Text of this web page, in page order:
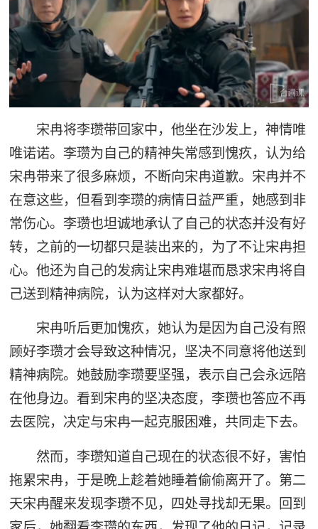
宋冉将李瓒带回家中，他坐在沙发上，神情唯
唯诺诺。李瓒为自己的精神失常感到愧疚，认为给
宋冉带来了很多麻烦，不断向宋冉道歉。宋冉并不
在意这些，但看到李瓒的病情日益严重，她感到非
常伤心。李瓒也坦诚地承认了自己的状态并没有好
转，之前的一切都只是装出来的，为了不让宋冉担
心。他还为自己的发病让宋冉难堪而恳求宋冉将自
己送到精神病院，认为这样对大家都好。
宋冉听后更加愧疚，她认为是因为自己没有照
顾好李瓒才会导致这种情况，坚决不同意将他送到
精神病院。她鼓励李瓒要坚强，表示自己会永远陪
在他身边。看到宋冉的坚决态度，李瓒也答应不再
去医院，决定与宋冉一起克服困难，共同走下去。
然而，李瓒知道自己现在的状态很不好，害怕
拖累宋冉，于是晚上趁着她睡着偷偷离开了。第二
天宋冉醒来发现李瓒不见，四处寻找却无果。回到